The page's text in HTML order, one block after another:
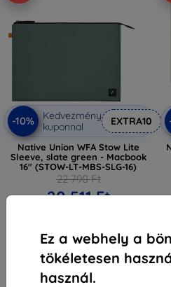
Ez a webhely a
tökéletesen
használ.
-10%
Kedvezmény
kuponnal
EXTRA10
Native Union WFA Stow Lite
Sleeve, slate green - Macbook
16" (STOW-LT-MBS-SLG-16)
22 790 Ft
20 511 Ft